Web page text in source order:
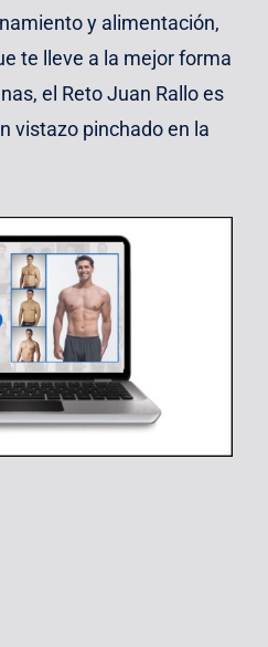
y alimentación,
te lleve a la mejor forma
el Reto Juan Ralloes
vistazo pinchado en la